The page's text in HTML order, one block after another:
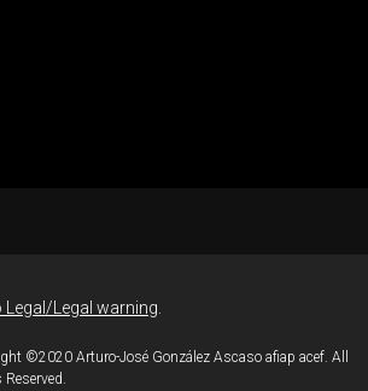
Legal/Legal warning
©2020 Arturo-José González Ascaso afiap acef. All